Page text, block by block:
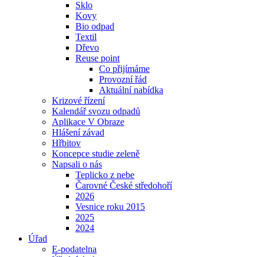
Sklo
Kovy
Bio odpad
Textil
Dřevo
Reuse point
Co přijímáme
Provozní řád
Aktuální nabídka
Krizové řízení
Kalendář svozu odpadů
Aplikace V Obraze
Hlášení závad
Hřbitov
Koncepce studie zeleně
Napsali o nás
Teplicko z nebe
Čarovné České středohoří
2026
Vesnice roku 2015
2025
2024
Úřad
E-podatelna